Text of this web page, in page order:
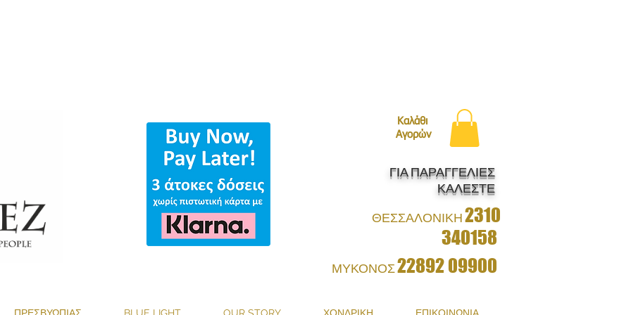
Καλάθι
Αγορών
ΓΙΑ ΠΑΡΑΓΓΕΛΙΕΣ
ΚΑΛΕΣΤΕ
ΘΕΣΣΑΛΟΝΙΚΗ2310
340158
ΜΥΚΟΝΟΣ22892 09900